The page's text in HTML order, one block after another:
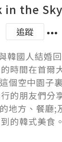
in the
追蹤
韓國人結婚
時間在首爾
個空中園子
的朋友們分
地方、餐廳;
到的韓式美食。